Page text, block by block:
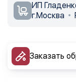
ИП
г.Москва
Заказать